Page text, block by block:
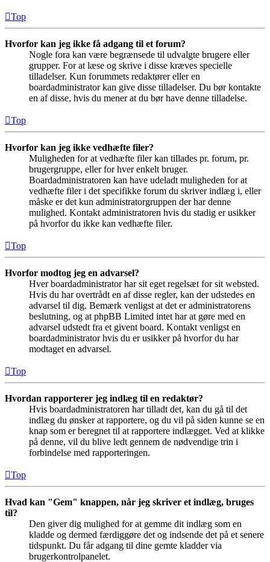
Top
Hvorfor kan jeg ikke få adgang til et forum?
Nogle fora kan være begrænsede til udvalgte brugere eller
grupper. For at læse og skrive i disse kræves specielle
tilladelser. Kun forummets redaktører eller en
boardadministrator kan give disse tilladelser. Du bør kontakte
en af disse, hvis du mener at du bør have denne tilladelse.
Top
Hvorfor kan jeg ikke vedhæfte filer?
Muligheden for at vedhæfte filer kan tillades pr. forum, pr.
brugergruppe, eller for hver enkelt bruger.
Boardadministratoren kan have udeladt muligheden for at
vedhæfte filer i det specifikke forum du skriver indlæg i, eller
måske er det kun administratorgruppen der har denne
mulighed. Kontakt administratoren hvis du stadig er usikker
på hvorfor du ikke kan vedhæfte filer.
Top
Hvorfor modtog jeg en advarsel?
Hver boardadministrator har sit eget regelsæt for sit websted.
Hvis du har overtrådt en af disse regler, kan der udstedes en
advarsel til dig. Bemærk venligst at det er administratorens
beslutning, og at phpBB Limited intet har at gøre med en
advarsel udstedt fra et givent board. Kontakt venligst en
boardadministrator hvis du er usikker på hvorfor du har
modtaget en advarsel.
Top
Hvordan rapporterer jeg indlæg til en redaktør?
Hvis boardadministratoren har tilladt det, kan du gå til det
indlæg du ønsker at rapportere, og du vil på siden kunne se en
knap som er beregnet til at rapportere indlægget. Ved at klikke
på denne, vil du blive ledt gennem de nødvendige trin i
forbindelse med rapporteringen.
Top
Hvad kan "Gem" knappen, når jeg skriver et indlæg, bruges
til?
Den giver dig mulighed for at gemme dit indlæg som en
kladde og dermed færdiggøre det og indsende det på et senere
tidspunkt. Du får adgang til dine gemte kladder via
brugerkontrolpanelet.